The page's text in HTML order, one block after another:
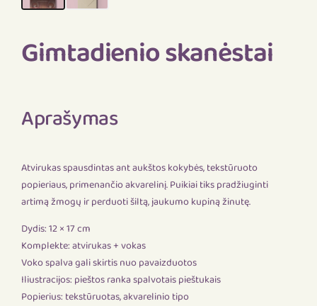
Gimtadienio skanėstai
Aprašymas
Atvirukas spausdintas ant aukštos kokybės, tekstūruoto
popieriaus, primenančio akvarelinį. Puikiai tiks pradžiuginti
artimą žmogų ir perduoti šiltą, jaukumo kupiną žinutę.
Dydis: 12 × 17 cm
Komplekte: atvirukas + vokas
Voko spalva gali skirtis nuo pavaizduotos
Iliustracijos: pieštos ranka spalvotais pieštukais
Popierius: tekstūruotas, akvarelinio tipo